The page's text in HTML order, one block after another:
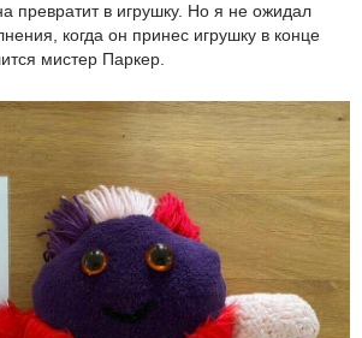
превратит в игрушку. Но я не ожидал
когда он принес игрушку в конце
мистер Паркер.